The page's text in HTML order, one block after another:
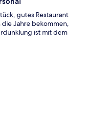
gutes Restaurant
Jahre bekommen,
ist mit dem